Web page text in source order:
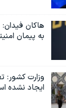
هاکان
به پیمان
وزارت کشور:
ایجاد نشده